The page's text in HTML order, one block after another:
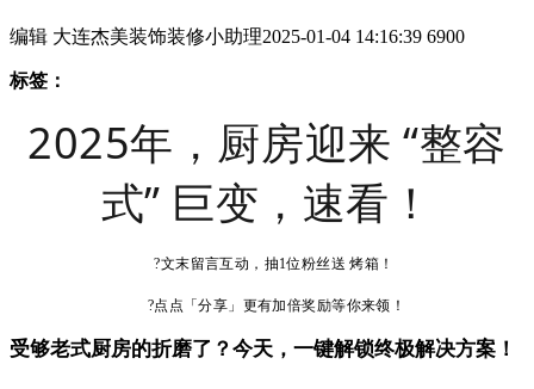
编辑 大连杰美装饰装修小助理2025-01-04 14:16:39 6900
标签：
2025年，厨房迎来 “整容
式” 巨变，速看！
?文末留言互动，抽1位粉丝送 烤箱！
?点点「分享」更有加倍奖励等你来领！
受够老式厨房的折磨了？今天，一键解锁终极解决方案！